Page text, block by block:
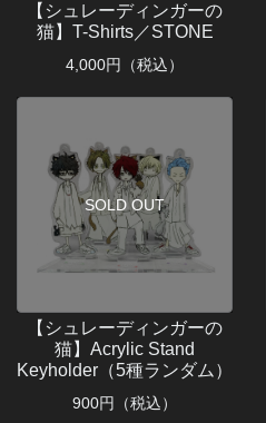
【シュレーディンガーの
猫】T-Shirts／STONE
4,000円（税込）
SOLD OUT
【シュレーディンガーの
猫】Acrylic Stand
Keyholder（5種ランダム）
900円（税込）